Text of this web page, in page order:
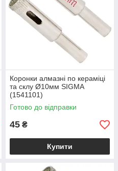
Коронки алмазні по кераміці
та склу Ø10мм SIGMA
(1541101)
Готово до відправки
45 ₴
Купити